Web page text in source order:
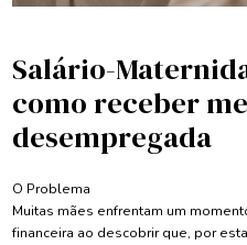
Salário-
como receber
desempregada
O Problema
Muitas mães enfrentam um
financeira ao descobrir que, por